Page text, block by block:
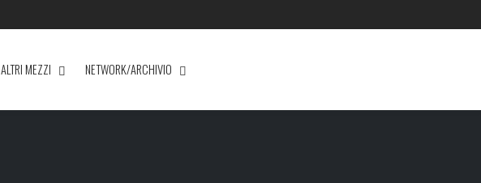
ALTRI MEZZI NETWORK/ARCHIVIO